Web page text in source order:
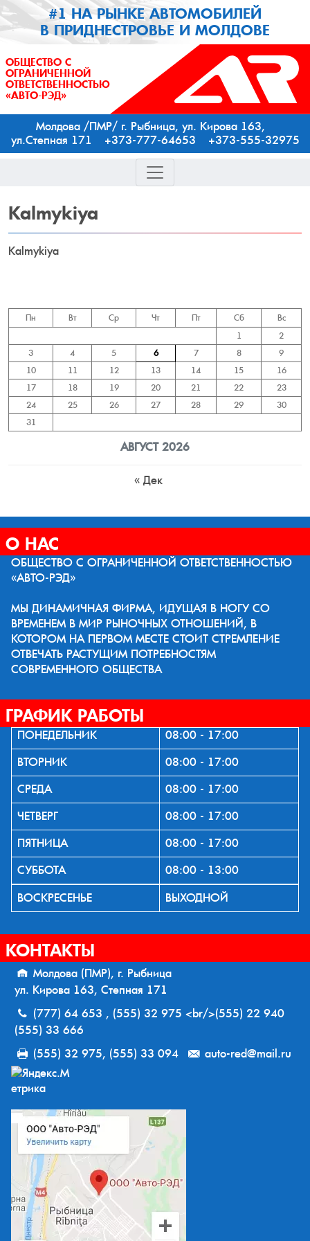
#1 НА РЫНКЕ АВТОМОБИЛЕЙ
В ПРИДНЕСТРОВЬЕ И МОЛДОВЕ
ОБЩЕСТВО С
ОГРАНИЧЕННОЙ
ОТВЕТСТВЕННОСТЬЮ
«АВТО-РЭД»
Молдова /ПМР/ г. Рыбница, ул. Кирова 163,
ул.Степная 171 +373-777-64653 +373-555-32975
Kalmykiya
Kalmykiya
АВГУСТ 2026
Пн Вт Ср Чт Пт Сб
Вс
1
2
3
4 5 6 7 8
9
10
11 12 13 14 15
16
17
18 19 20 21 22
23
24
25 26 27 28 29
30
31
« Дек
О НАС
ОБЩЕСТВО С ОГРАНИЧЕННОЙ ОТВЕТСТВЕННОСТЬЮ
«АВТО-РЭД»
МЫ ДИНАМИЧНАЯ ФИРМА, ИДУЩАЯ В НОГУ СО
ВРЕМЕНЕМ В МИР РЫНОЧНЫХ ОТНОШЕНИЙ, В
КОТОРОМ НА ПЕРВОМ МЕСТЕ СТОИТ СТРЕМЛЕНИЕ
ОТВЕЧАТЬ РАСТУЩИМ ПОТРЕБНОСТЯМ
СОВРЕМЕННОГО ОБЩЕСТВА
ГРАФИК РАБОТЫ
ПОНЕДЕЛЬНИК
08:00 - 17:00
ВТОРНИК
08:00 - 17:00
СРЕДА
08:00 - 17:00
ЧЕТВЕРГ
08:00 - 17:00
ПЯТНИЦА
08:00 - 17:00
СУББОТА
08:00 - 13:00
ВОСКРЕСЕНЬЕ
ВЫХОДНОЙ
КОНТАКТЫ
Молдова (ПМР), г. Рыбница
ул. Кирова 163, Степная 171
(777) 64 653 , (555) 32 975 <br/>(555) 22 940
(555) 33 666
(555) 32 975, (555) 33 094
auto-red@mail.ru